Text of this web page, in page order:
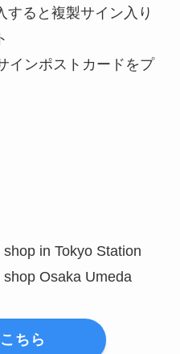
すると複製サイン入り
インポストカードをプ
in Tokyo Station
Osaka Umeda
ちら